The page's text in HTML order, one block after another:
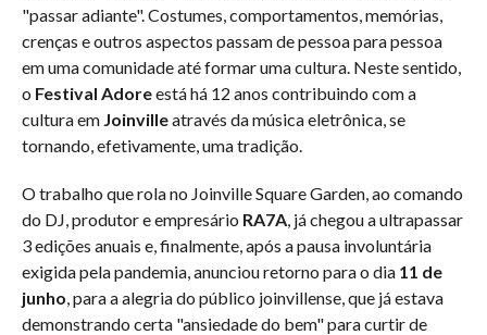
"passar adiante". Costumes, comportamentos, memórias,
crenças e outros aspectos passam de pessoa para pessoa
em uma comunidade até formar uma cultura. Neste sentido,
o Festival Adoreestá há 12 anos contribuindo com a
cultura em Joinvilleatravés da música eletrônica, se
tornando, efetivamente, uma tradição.
O trabalho que rola no Joinville Square Garden, ao comando
do DJ, produtor e empresário RA7A, já chegou a ultrapassar
3 edições anuais e, finalmente, após a pausa involuntária
exigida pela pandemia, anunciou retorno para o dia 11 de
junho, para a alegria do público joinvillense, que já estava
demonstrando certa "ansiedade do bem" para curtir de